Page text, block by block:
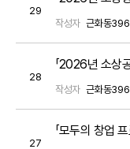
29
작성자 근화동396
28
작성자 근화동396
27